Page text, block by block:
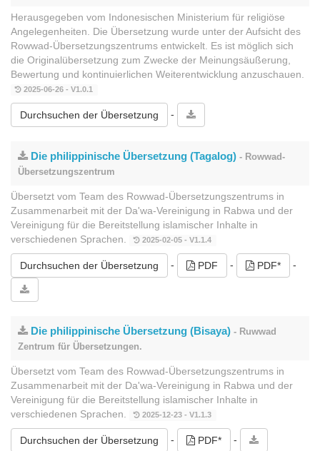
Herausgegeben vom Indonesischen Ministerium für religiöse
Angelegenheiten. Die Übersetzung wurde unter der Aufsicht des
Rowwad-Übersetzungszentrums entwickelt. Es ist möglich sich
die Originalübersetzung zum Zwecke der Meinungsäußerung,
Bewertung und kontinuierlichen Weiterentwicklung anzuschauen.
2025-06-26 - V1.0.1
Durchsuchen der Übersetzung -
Die philippinische Übersetzung (Tagalog) - Rowwad-
Übersetzungszentrum
Übersetzt vom Team des Rowwad-Übersetzungszentrums in
Zusammenarbeit mit der Da'wa-Vereinigung in Rabwa und der
Vereinigung für die Bereitstellung islamischer Inhalte in
verschiedenen Sprachen.
2025-02-05 - V1.1.4
Durchsuchen der Übersetzung - PDF - PDF* -
Die philippinische Übersetzung (Bisaya) - Ruwwad
Zentrum für Übersetzungen.
Übersetzt vom Team des Rowwad-Übersetzungszentrums in
Zusammenarbeit mit der Da'wa-Vereinigung in Rabwa und der
Vereinigung für die Bereitstellung islamischer Inhalte in
verschiedenen Sprachen.
2025-12-23 - V1.1.3
Durchsuchen der Übersetzung - PDF* -